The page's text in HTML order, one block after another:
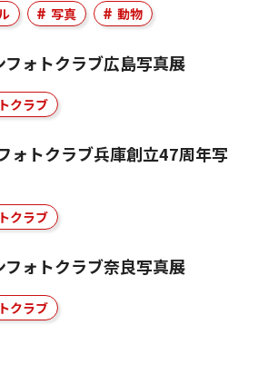
写真 動物
ォトクラブ広島写真展
クラブ
ォトクラブ兵庫創立47周年写
クラブ
ォトクラブ奈良写真展
クラブ